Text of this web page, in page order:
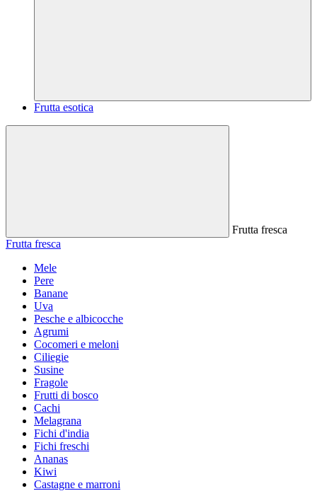
Frutta esotica
Frutta fresca
Frutta fresca
Mele
Pere
Banane
Uva
Pesche e albicocche
Agrumi
Cocomeri e meloni
Ciliegie
Susine
Fragole
Frutti di bosco
Cachi
Melagrana
Fichi d'india
Fichi freschi
Ananas
Kiwi
Castagne e marroni